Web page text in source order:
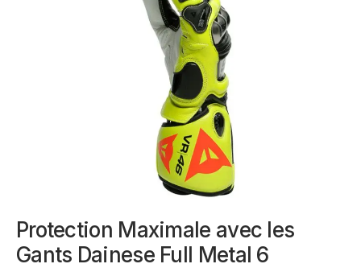
Protection Maximale avec les
Gants Dainese Full Metal 6